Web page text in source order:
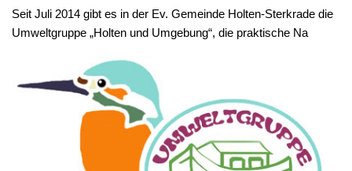
Seit Juli 2014 gibt es in der Ev. Gemeinde Holten-Sterkrade die
Umweltgruppe „Holten und Umgebung“, die praktische Na